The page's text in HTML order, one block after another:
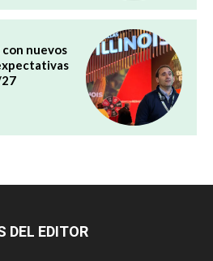
con nuevos
DEL EDITOR